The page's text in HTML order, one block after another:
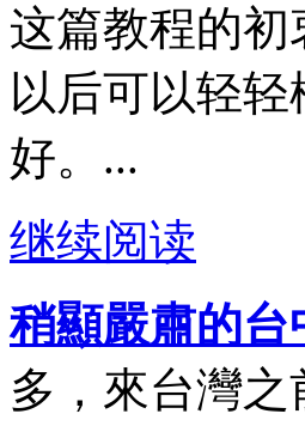
这篇教程的
以后可以轻
好。...
继续阅读
稍顯嚴肅的台
多，來台灣